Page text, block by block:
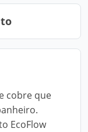
cobre que
EcoFlow